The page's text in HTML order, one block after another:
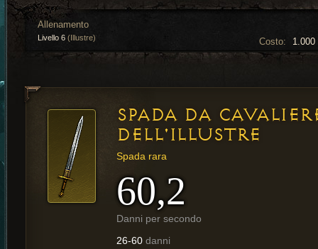
Costo: 1.000
Allenamento
Livello 6 (Illustre)
SPADA DA
DELL'ILLUSTRE
Spada rara
60,2
Danni per secondo
26-60 danni